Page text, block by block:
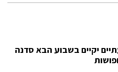
יקיים בשבוע הבא סדנה